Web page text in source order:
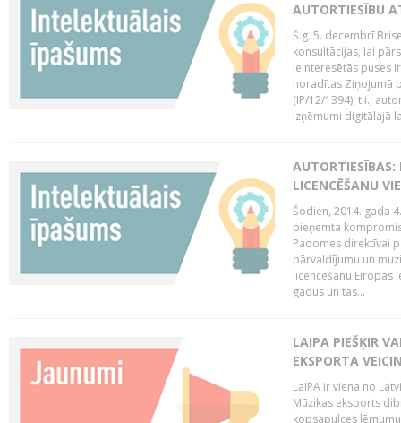
AUTORTIESĪBU
Š.g. 5. decembrī
konsultācijas, lai
Ieinteresētās puses
noradītas Ziņojumā
(IP/12/1394), t.i.,
izņēmumi digitālajā
AUTORTIESĪBAS:
LICENCĒŠANU
Šodien, 2014. gada
pieņemta
Padomes direktīvai
pārvaldījumu un
licencēšanu Eiropas
gadus un tas...
LAIPA PIEŠĶIR
EKSPORTA
LaIPA ir viena no
Mūzikas eksports
kopsapulces